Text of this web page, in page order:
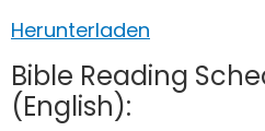
Herunterladen
Bible Reading
(English):